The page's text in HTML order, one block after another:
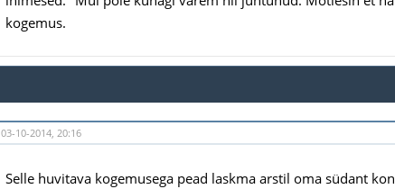
kogemus.
03-10-2014, 20:16
Selle huvitava kogemusega pead laskma arstil oma südant